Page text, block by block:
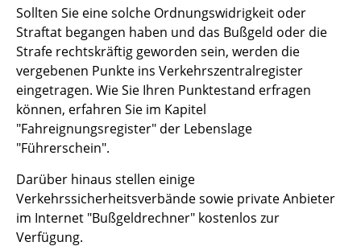
Sollten Sie eine solche Ordnungswidrigkeit oder
Straftat begangen haben und das Bußgeld oder die
Strafe rechtskräftig geworden sein, werden die
vergebenen Punkte ins Verkehrszentralregister
eingetragen. Wie Sie Ihren Punktestand erfragen
können, erfahren Sie im Kapitel
"Fahreignungsregister" der Lebenslage
"Führerschein".
Darüber hinaus stellen einige
Verkehrssicherheitsverbände sowie private Anbieter
im Internet "Bußgeldrechner" kostenlos zur
Verfügung.